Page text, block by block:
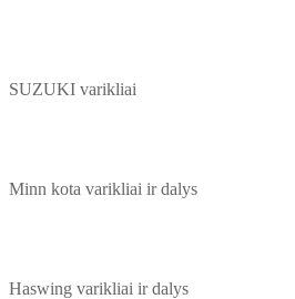
SUZUKI varikliai
Minn kota varikliai ir dalys
Haswing varikliai ir dalys